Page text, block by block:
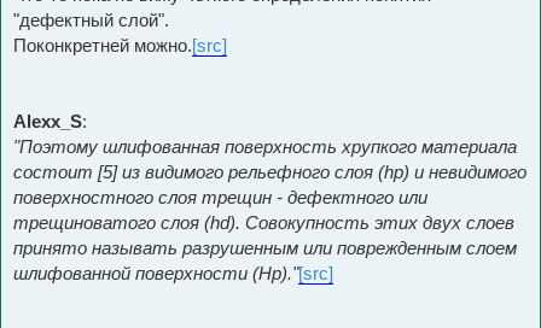
"дефектный слой".
Поконкретней можно.[src]
Alexx_S:
"Поэтому шлифованная поверхность хрупкого материала
состоит [5] из видимого рельефного слоя (hp) и невидимого
поверхностного слоя трещин - дефектного или
трещиноватого слоя (hd). Совокупность этих двух слоев
принято называть разрушенным или поврежденным слоем
шлифованной поверхности (Hp)."[src]